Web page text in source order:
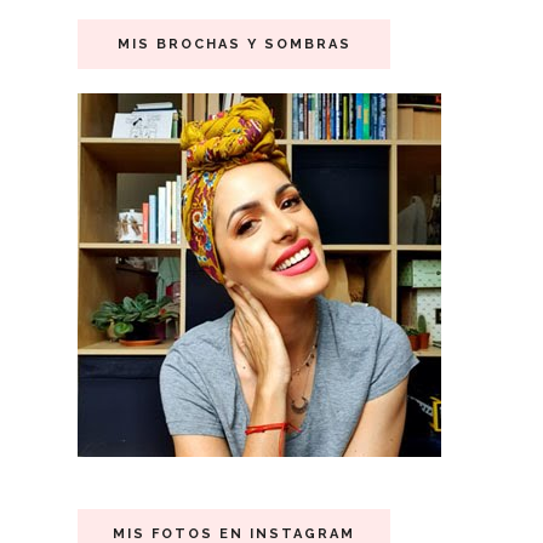
MIS BROCHAS Y SOMBRAS
MIS FOTOS EN INSTAGRAM